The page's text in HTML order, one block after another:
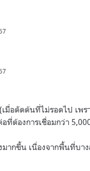
อตัดต้นที่ไม่รอดไป เพร
ต้องการเชื่อมกว่า
ากขึ้น เนื่องจากพื้นที่บา